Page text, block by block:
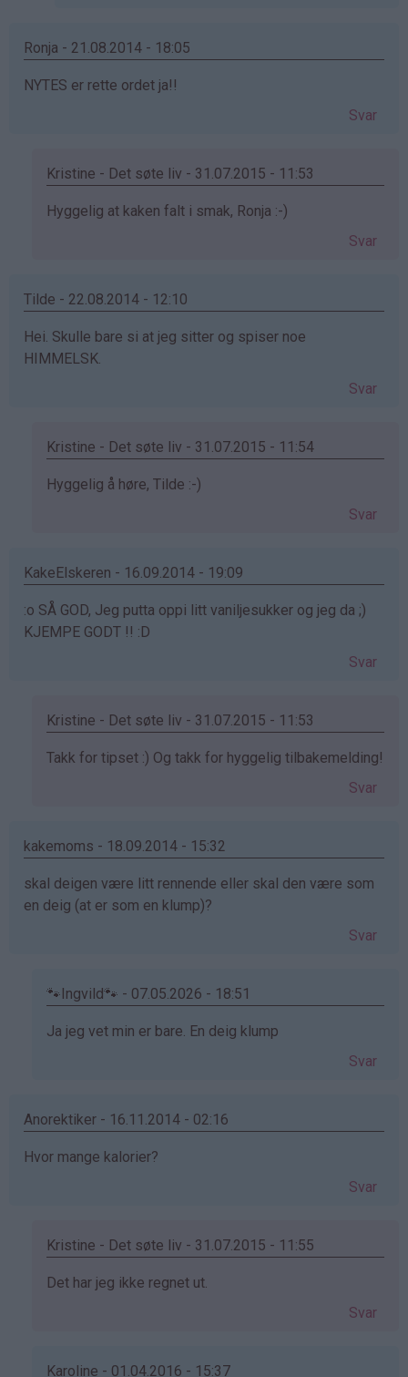
13
XD
Ronja - 21.08.2014 - 18:05
NYTES er rette ordet ja!!
Svar
Kristine - Det søte liv - 31.07.2015 - 11:53
Som
Ronja
bekreftet)
Hyggelig at kaken falt i smak, Ronja :-)
Svar
Tilde - 22.08.2014 - 12:10
Hei. Skulle bare si at jeg sitter og spiser noe
HIMMELSK.
Svar
Kristine - Det søte liv - 31.07.2015 - 11:54
Som
Tilde
bekreftet)
Hyggelig å høre, Tilde :-)
Svar
KakeElskeren - 16.09.2014 - 19:09
:o SÅ GOD, Jeg putta oppi litt vaniljesukker og jeg da ;)
KJEMPE GODT !! :D
Svar
Kristine - Det søte liv - 31.07.2015 - 11:53
Som
KakeElskeren
bekreftet)
Takk for tipset :) Og takk for hyggelig tilbakemelding!
Svar
kakemoms - 18.09.2014 - 15:32
skal deigen være litt rennende eller skal den være som
en deig (at er som en klump)?
Svar
🐾Ingvild🐾 - 07.05.2026 - 18:51
Som
kakemoms
bekreftet)
Ja jeg vet min er bare. En deig klump
Svar
Anorektiker - 16.11.2014 - 02:16
Hvor mange kalorier?
Svar
Kristine - Det søte liv - 31.07.2015 - 11:55
Som
Anorektiker
Det har jeg ikke regnet ut.
Svar
Karoline - 01.04.2016 - 15:37